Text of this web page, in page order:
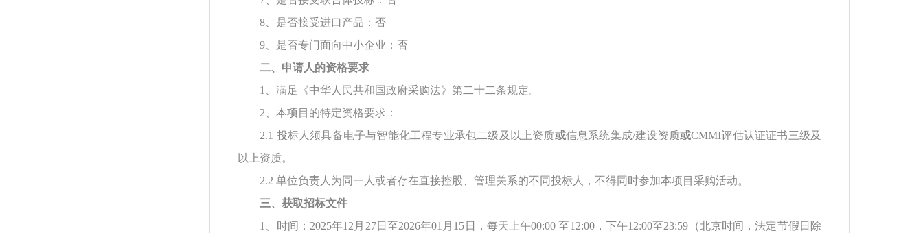
8、是否接受进口产品：否
9、是否专门面向中小企业：否
二、申请人的资格要求
1、满足《中华人民共和国政府采购法》第二十二条规定。
2、本项目的特定资格要求：
2.1 投标人须具备电子与智能化工程专业承包二级及以上资质或信息系统集成/建设资质或CMMI评估认证证书三级及
以上资质。
2.2 单位负责人为同一人或者存在直接控股、管理关系的不同投标人，不得同时参加本项目采购活动。
三、获取招标文件
1、时间：2025年12月27日至2026年01月15日，每天上午00:00 至12:00，下午12:00至23:59（北京时间，法定节假日除